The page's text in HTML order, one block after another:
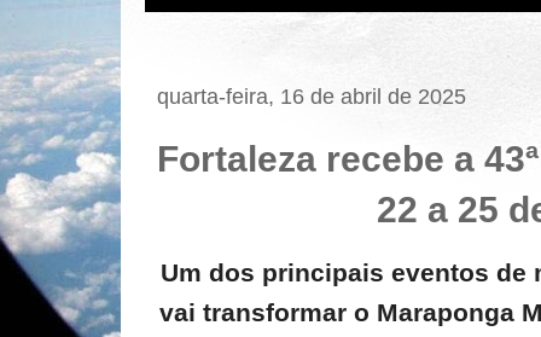
quarta-feira, 16 de abril de 2025
Fortaleza recebe a
22 a 25
Um dos principais eventos de
vai transformar o Maraponga